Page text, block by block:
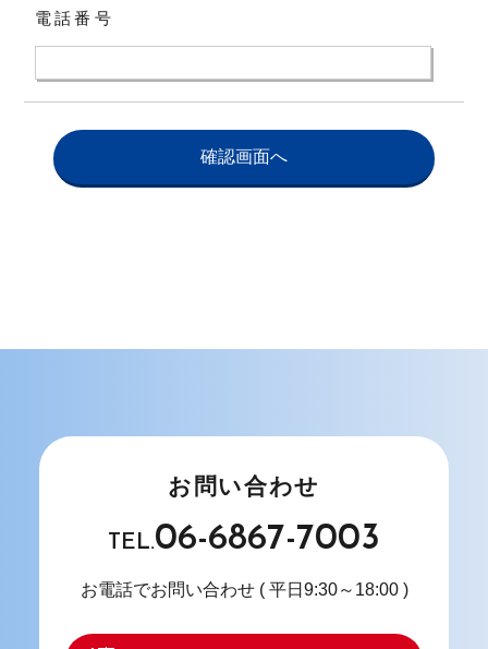
電話番号
お問い合わせ
TEL.06-6867-7003
お電話でお問い合わせ ( 平日9:30～18:00 )